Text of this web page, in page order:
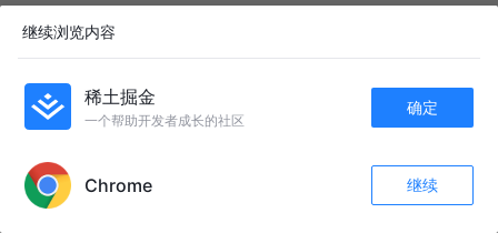
临界值（threshold ）= 默认容量
（DEFAULT_INITIAL_CAPACITY） * 默
认扩容因子
（DEFAULT_LOAD_FACTOR）
101
继续浏览内容
稀土掘金
一个帮助开发者成长的社区
确定
Chrome 继续